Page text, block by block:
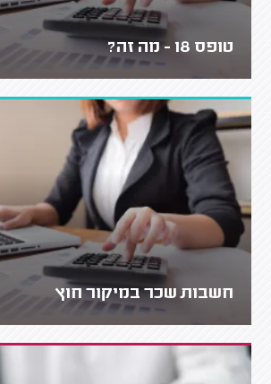
טופס 18 - מה זה?
חשבות שכר במיקור חוץ